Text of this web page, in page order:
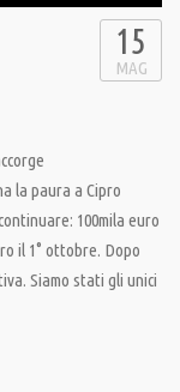
15
MAG
la paura a Cipro
100mila euro
il 1° ottobre. Dopo
Siamo stati gli unici